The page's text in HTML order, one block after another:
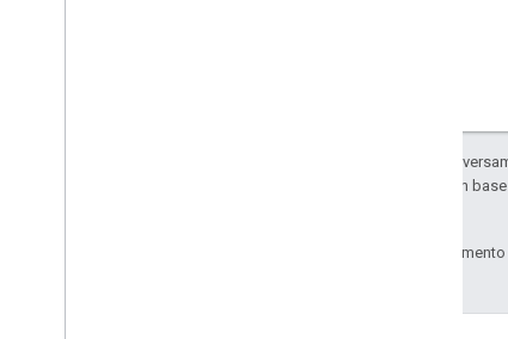
Salvo quando
sono concessi in
Ultimo aggiornamento